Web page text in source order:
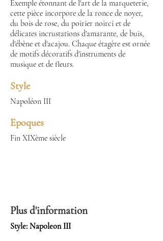
Exemple étonnant de l'art de la marqueterie,
cette pièce incorpore de la ronce de noyer,
du bois de rose, du poirier noirci et de
délicates incrustations d'amarante, de buis,
d'ébène et d'acajou. Chaque étagère est ornée
de motifs décoratifs d'instruments de
musique et de fleurs.
Style
Napoléon III
Epoques
Fin XIXème siècle
Plus d'information
Style: Napoleon III